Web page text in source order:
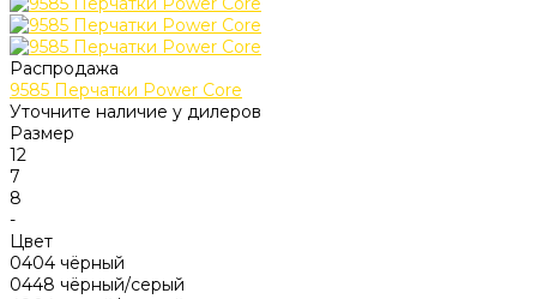
Распродажа
9585 Перчатки Power Core
Уточните наличие у дилеров
Размер
12
7
8
-
Цвет
0404 чёрный
0448 чёрный/серый